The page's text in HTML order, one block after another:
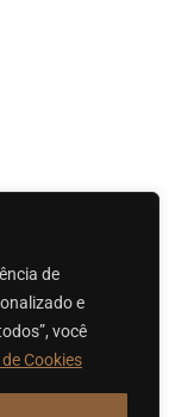
de
e
você
Cookies